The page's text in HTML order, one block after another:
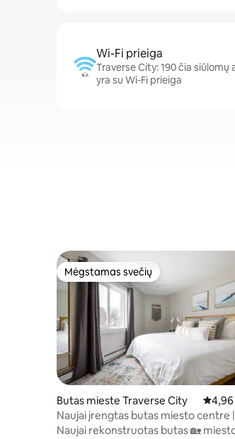
Wi-Fi prieiga
Traverse City: 190 čia
yra su Wi-Fi prieiga
Mėgstamas svečių
Mėgstamas svečių
Butas mieste Traverse City
4,96
Naujai įrengtas butas miesto centre
kondicionierius | Paplūdimys |
Naujai rekonstruotas butas 🏡